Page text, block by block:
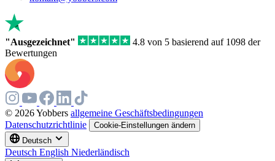
"Ausgezeichnet"
4.8 von 5 basierend auf 1098 der
Bewertungen
© 2026 Yobbers allgemeine Geschäftsbedingungen
Datenschutzrichtlinie
Cookie-Einstellungen ändern
Deutsch
Deutsch English Niederländisch